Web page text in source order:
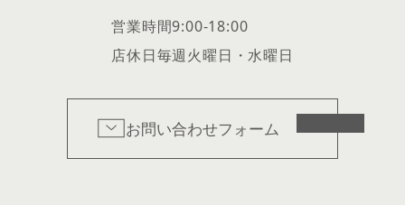
営業時間9:00-18:00
店休日毎週火曜日・水曜日
お問い合わせフォーム